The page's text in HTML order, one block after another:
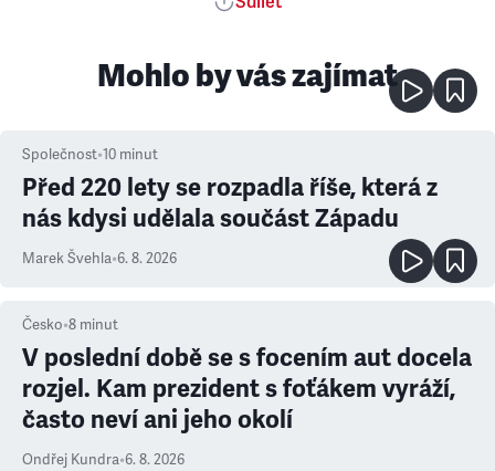
Mohlo by vás zajímat
Společnost•10 minut
Před 220 lety se rozpadla říše, která z
nás kdysi udělala součást Západu
Marek Švehla•6. 8. 2026
Česko•8 minut
V poslední době se s focením aut docela
rozjel. Kam prezident s foťákem vyráží,
často neví ani jeho okolí
Ondřej Kundra•6. 8. 2026